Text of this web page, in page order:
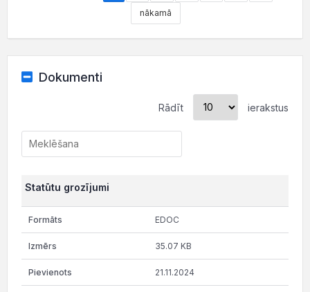
nākamā
Dokumenti
Rādīt ierakstus
Statūtu grozījumi
EDOC
35.07 KB
21.11.2024